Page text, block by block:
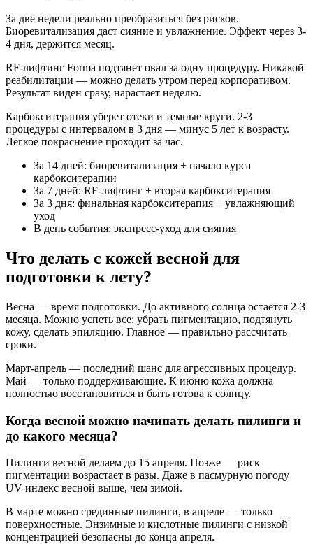
За две недели реально преобразиться без рисков.
Биоревитализация даст сияние и увлажнение. Эффект через 3-
4 дня, держится месяц.
RF-лифтинг Forma подтянет овал за одну процедуру. Никакой
реабилитации — можно делать утром перед корпоративом.
Результат виден сразу, нарастает неделю.
Карбокситерапия уберет отеки и темные круги. 2-3
процедуры с интервалом в 3 дня — минус 5 лет к возрасту.
Легкое покраснение проходит за час.
За 14 дней: биоревитализация + начало курса
карбокситерапии
За 7 дней: RF-лифтинг + вторая карбокситерапия
За 3 дня: финальная карбокситерапия + увлажняющий
уход
В день события: экспресс-уход для сияния
Что делать с кожей весной для
подготовки к лету?
Весна — время подготовки. До активного солнца остается 2-3
месяца. Можно успеть все: убрать пигментацию, подтянуть
кожу, сделать эпиляцию. Главное — правильно рассчитать
сроки.
Март-апрель — последний шанс для агрессивных процедур.
Май — только поддерживающие. К июню кожа должна
полностью восстановиться и быть готова к солнцу.
Когда весной можно начинать делать пилинги и
до какого месяца?
Пилинги весной делаем до 15 апреля. Позже — риск
пигментации возрастает в разы. Даже в пасмурную погоду
UV-индекс весной выше, чем зимой.
В марте можно срединные пилинги, в апреле — только
поверхностные. Энзимные и кислотные пилинги с низкой
концентрацией безопасны до конца апреля.